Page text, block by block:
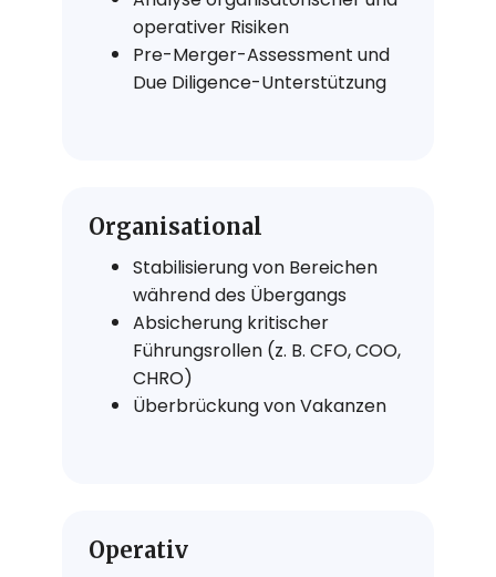
operativer Risiken
Pre-Merger-Assessment und
Due Diligence-Unterstützung
Organisational
Stabilisierung von Bereichen
während des Übergangs
Absicherung kritischer
Führungsrollen (z. B. CFO, COO,
CHRO)
Überbrückung von Vakanzen
Operativ